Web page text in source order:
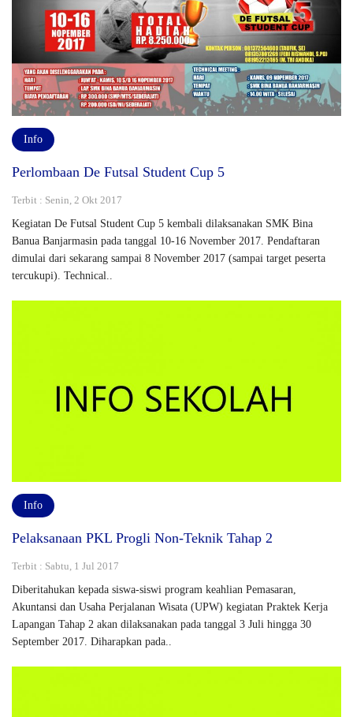
Info
Perlombaan De Futsal Student Cup 5
Terbit : Senin, 2 Okt 2017
Kegiatan De Futsal Student Cup 5 kembali dilaksanakan SMK Bina
Banua Banjarmasin pada tanggal 10-16 November 2017. Pendaftaran
dimulai dari sekarang sampai 8 November 2017 (sampai target peserta
tercukupi). Technical..
Info
Pelaksanaan PKL Progli Non-Teknik Tahap 2
Terbit : Sabtu, 1 Jul 2017
Diberitahukan kepada siswa-siswi program keahlian Pemasaran,
Akuntansi dan Usaha Perjalanan Wisata (UPW) kegiatan Praktek Kerja
Lapangan Tahap 2 akan dilaksanakan pada tanggal 3 Juli hingga 30
September 2017. Diharapkan pada..